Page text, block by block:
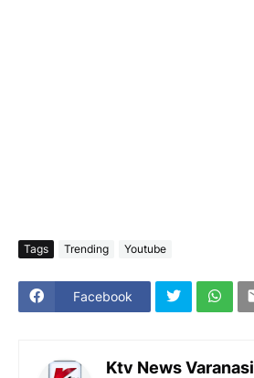
Tags Trending Youtube
Facebook
Ktv News Varanasi